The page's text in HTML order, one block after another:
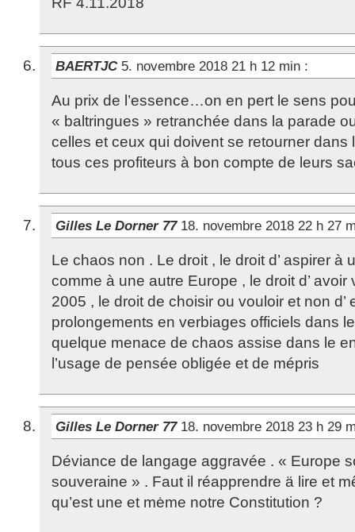
BAERTJC 5. novembre 2018 21 h 12 min :
Au prix de l’essence…on en pert le sens
« baltringues » retranchée dans la parade
celles et ceux qui doivent se retourner dans
tous ces profiteurs à bon compte de leurs
Gilles Le Dorner 77 18. novembre 2018 22 h 27
Le chaos non . Le droit , le droit d’ aspirer à
comme à une autre Europe , le droit d’ avoir
2005 , le droit de choisir ou vouloir et non d’
prolongements en verbiages officiels dans
quelque menace de chaos assise dans le
l’usage de pensée obligée et de mépris
Gilles Le Dorner 77 18. novembre 2018 23 h 29
Déviance de langage aggravée . « Europe
souveraine » . Faut il réapprendre ä lire et
qu’est une et mėme notre Constitution ?